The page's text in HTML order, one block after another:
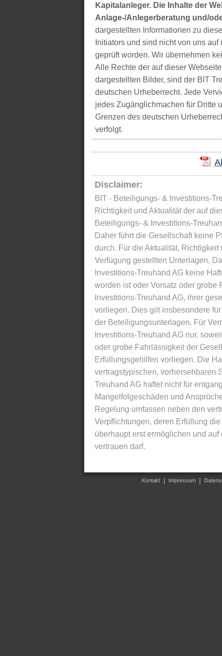
Kapitalanleger. Die Inhalte der
Anlage-/Anlegerberatung und/
dargestellten Informationen zu
Initiators und sind nicht von uns
geprüft worden. Wir übernehmen
Alle Rechte der auf dieser
dargestellten Bilder, sind der BIT
deutschen Urheberrecht. Jede
jedes Zugänglichmachen für Dritte
Grenzen des deutschen
verfolgt.
Disclaimer:
BIT - Beteiligungs- & Investitions-
Richtigkeit und Aktualität der auf
Beteiligungs- & Investitions-
Daher führt die Gesellschaft keine
durch. Für die Aktualität,
Verfügung gestellten Unterlagen,
Investitions-Treuhand AG keine
worden ist oder Vorsatz oder
Investitions-Treuhand AG, ihrer
vorliegen. Dies gilt insbesondere
der Beteiligungsunterlagen. Für
Investitions-Treuhand AG nur,
oder grobe Fahrlässigkeit der
Erfüllungsgehilfen vorliegen. Die
vertragstypischen, vorhersehbaren
Treuhand AG haftet nicht für
Mangelfolgeschäden und
Regelung umfassen neben den
Verpflichtungen, deren Erfüllung
überhaupt erst ermöglichen und
vertrauen darf.
Kontakt Impressum